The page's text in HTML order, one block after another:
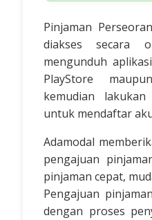
Pinjaman
diakses secara
mengunduh
PlayStore
kemudian
untuk mendaftar
Adamodal
pengajuan
pinjaman cepat,
Pengajuan
dengan proses